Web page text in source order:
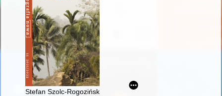
Stefan Szolc-Rogoziński 130 lat później, czyli Po co nam dziś